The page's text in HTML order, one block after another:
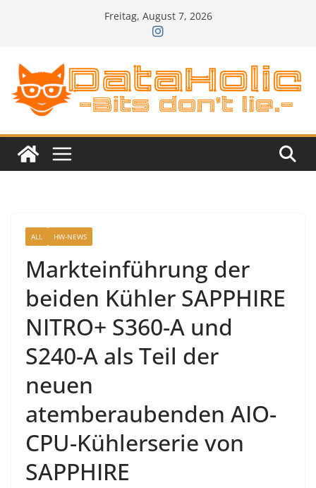
Freitag, August 7, 2026
ALL HW-NEWS
Markteinführung der
beiden Kühler SAPPHIRE
NITRO+ S360-A und
S240-A als Teil der
neuen
atemberaubenden AIO-
CPU-Kühlerserie von
SAPPHIRE